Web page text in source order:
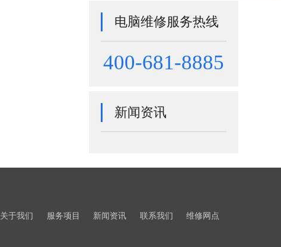
电脑维修服务热线
400-681-8885
新闻资讯
关于我们 服务项目 新闻资讯 联系我们 维修网点